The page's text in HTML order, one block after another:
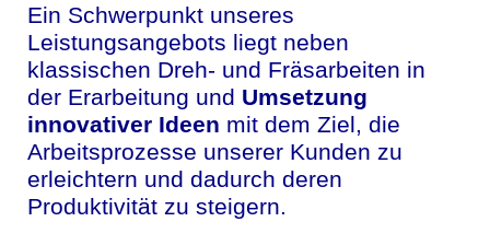
Ein Schwerpunkt unseres
Leistungsangebots liegt neben
klassischen Dreh- und Fräsarbeiten in
der Erarbeitung und Umsetzung
innovativer Ideen mit dem Ziel, die
Arbeitsprozesse unserer Kunden zu
erleichtern und dadurch deren
Produktivität zu steigern.